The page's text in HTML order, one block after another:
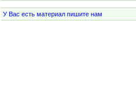
У Вас есть материал пишите нам